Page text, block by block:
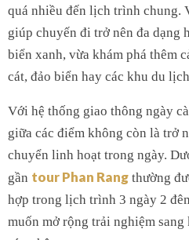
quá nhiều đến lịch trình chung.
giúp chuyến đi trở nên đa dạng
biển xanh, vừa khám phá thêm
cát, đảo biển hay các khu du
Với hệ thống giao thông ngày
giữa các điểm không còn là trở
chuyển linh hoạt trong ngày.
gần tour Phan Rang thường
hợp trong lịch trình 3 ngày 2
muốn mở rộng trải nghiệm